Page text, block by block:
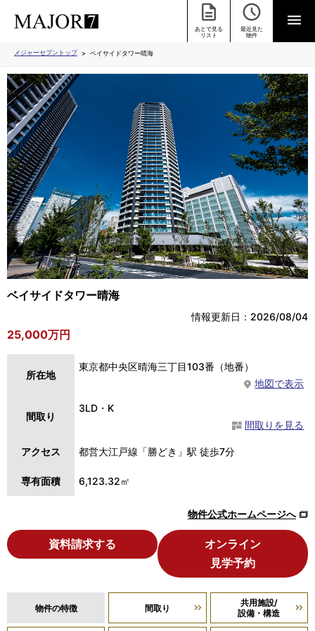
あとで見る
リスト
最近見た
物件
メジャーセブントップ ベイサイドタワー晴海
ベイサイドタワー晴海
情報更新日：2026/08/04
25,000万円
所在地
東京都中央区晴海三丁目103番（地番）
地図で表示
間取り
3LD・K
間取りを見る
アクセス 都営大江戸線「勝どき」駅 徒歩7分
専有面積 6,123.32㎡
物件公式ホームページへ
資料請求する
オンライン
見学予約
物件の特徴 間取り
共用施設/
設備・構造